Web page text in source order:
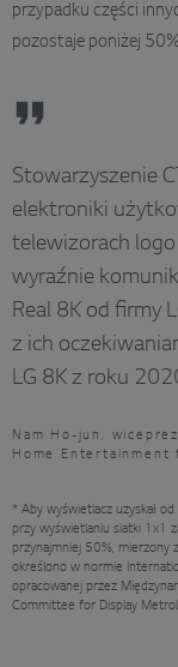
przypadku części
pozostaje poniżej
Stowarzyszenie
elektroniki
telewizorach logo
wyraźnie
Real 8K od firmy
z ich
LG 8K z roku
Nam Ho-jun,
Home Entertainment
* Aby wyświetlacz uzyskał
przy wyświetlaniu siatki 1x1
przynajmniej 50%, mierzony
określono w normie
opracowanej przez
Committee for Display